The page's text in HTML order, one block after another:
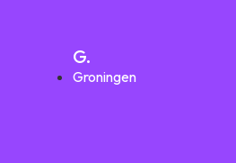
G.
Groningen